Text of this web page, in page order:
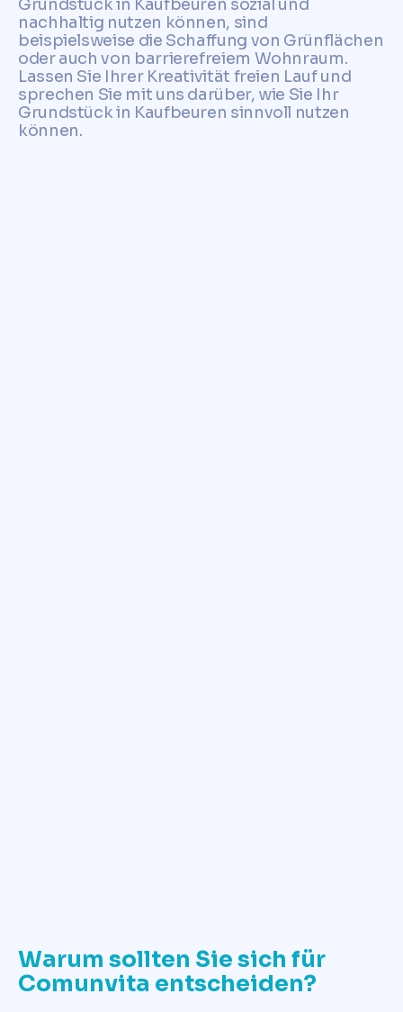
Grundstück in Kaufbeuren sozial und
nachhaltig nutzen können, sind
beispielsweise die Schaffung von Grünflächen
oder auch von barrierefreiem Wohnraum.
Lassen Sie Ihrer Kreativität freien Lauf und
sprechen Sie mit uns darüber, wie Sie Ihr
Grundstück in Kaufbeuren sinnvoll nutzen
können.
Warum sollten Sie sich für
Comunvita entscheiden?